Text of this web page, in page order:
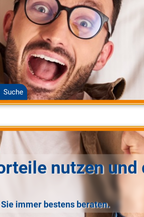
Suche
nutzen und
immer bestens beraten.